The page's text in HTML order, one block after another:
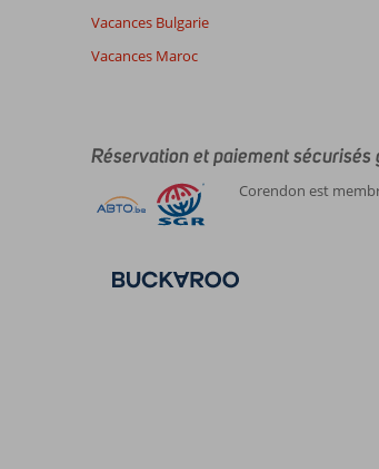
Vacances Bulgarie
Vacances Maroc
Réservation et paiement sécurisés
Corendon est